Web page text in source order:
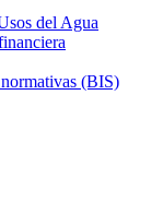
del Agua
(BIS)